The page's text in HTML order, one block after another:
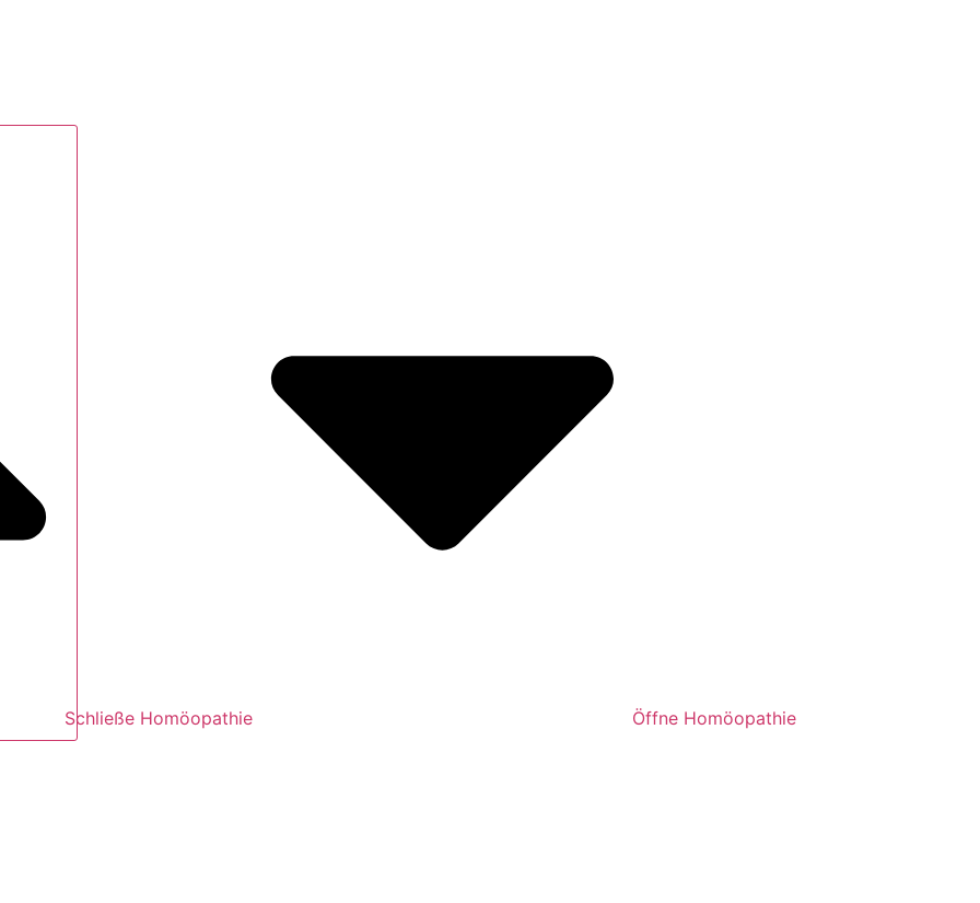
Schließe Homöopathie Öffne Homöopathie